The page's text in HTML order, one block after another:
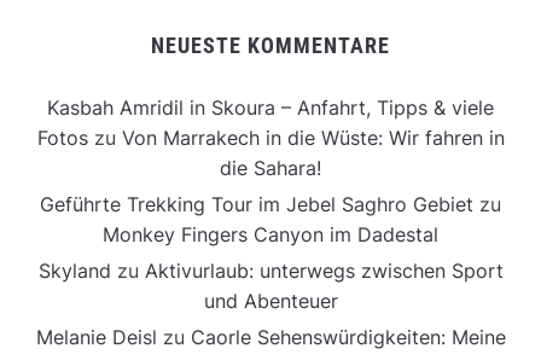
NEUESTE KOMMENTARE
Kasbah Amridil in Skoura – Anfahrt, Tipps & viele
Fotoszu Von Marrakech in die Wüste: Wir fahren in
die Sahara!
Geführte Trekking Tour im Jebel Saghro Gebiet zu
Monkey Fingers Canyon im Dadestal
Skyland zu Aktivurlaub: unterwegs zwischen Sport
und Abenteuer
Melanie Deisl zu Caorle Sehenswürdigkeiten: Meine